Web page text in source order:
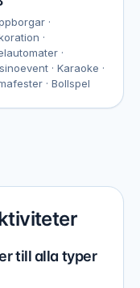
·
·
·
· Karaoke ·
· Bollspel
till alla typer